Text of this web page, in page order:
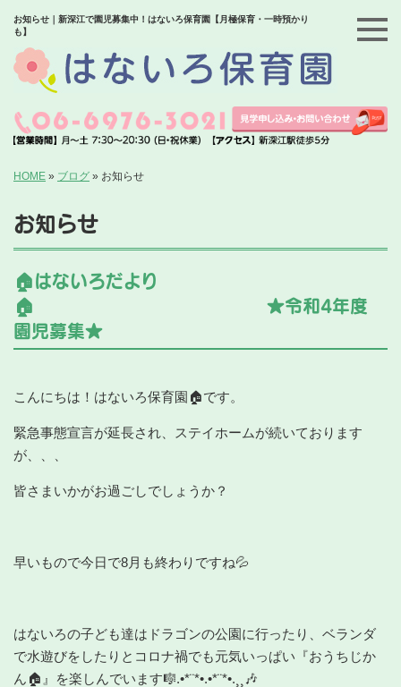
お知らせ｜新深江で園児募集中！はないろ保育園【月極保育・一時預かり
も】
HOME » ブログ » お知らせ
お知らせ
🏠はないろだより
🏠 ★令和4年度
園児募集★
こんにちは！はないろ保育園🏠です。
緊急事態宣言が延長され、ステイホームが続いております
が、、、
皆さまいかがお過ごしでしょうか？
早いもので今日で8月も終わりですね💦
はないろの子ども達はドラゴンの公園に行ったり、ベランダ
で水遊びをしたりとコロナ禍でも元気いっぱい『おうちじか
ん🏠』を楽しんでいます🎼.•*¨*•.•*¨*•.¸¸🎶